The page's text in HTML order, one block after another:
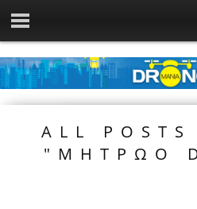
ALL POSTS
"ΜΗΤΡΩΟ